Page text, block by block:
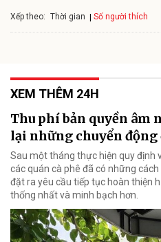
Xếp theo: Thời gian Số người thích
XEM THÊM 24H
Thu phí bản quyền âm
lại những chuyển động
Sau một tháng thực hiện quy định
các quán cà phê đã có những
đặt ra yêu cầu tiếp tục hoàn thiện
thống nhất và minh bạch hơn.